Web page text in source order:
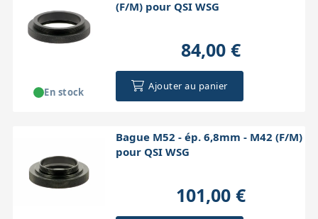
(F/M) pour QSI WSG
84,00 €
Ajouter au panier
En stock
Bague M52 - ép. 6,8mm - M42 (F/M)
pour QSI WSG
101,00 €